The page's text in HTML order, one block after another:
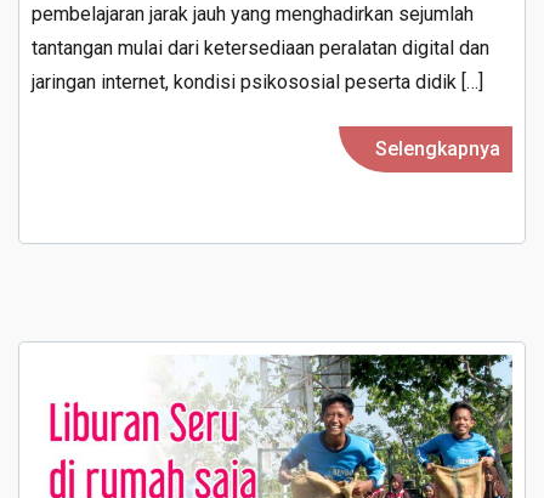
Masa
Pandemi
COVID-
pembelajaran jarak jauh yang menghadirkan sejumlah
tantangan mulai dari ketersediaan peralatan digital dan
jaringan internet, kondisi psikososial peserta didik […]
Selengkapnya